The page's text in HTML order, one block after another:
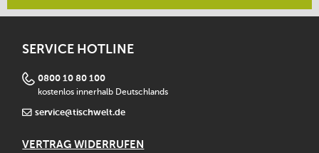
SERVICE HOTLINE
0800 10 80 100
kostenlos innerhalb Deutschlands
service@tischwelt.de
VERTRAG WIDERRUFEN